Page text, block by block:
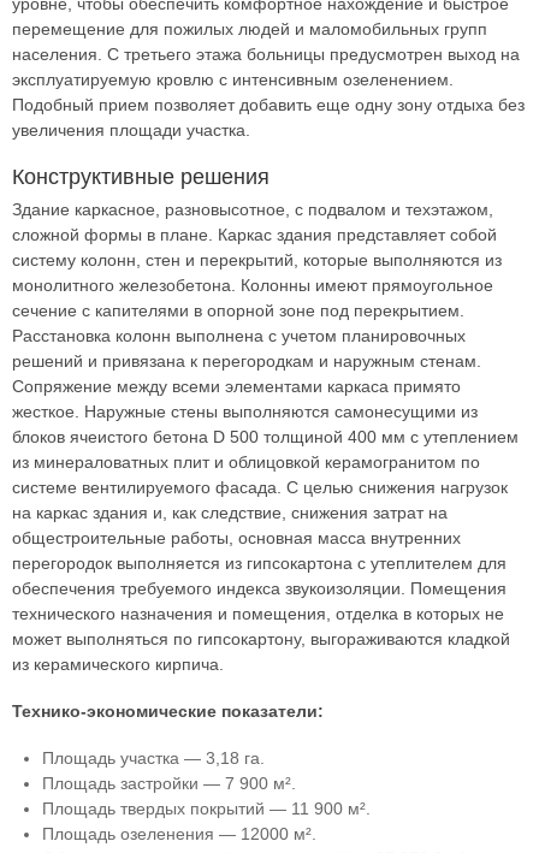
перемещение для пожилых людей и маломобильных групп
населения. С третьего этажа больницы предусмотрен выход на
эксплуатируемую кровлю с интенсивным озеленением.
Подобный прием позволяет добавить еще одну зону отдыха без
увеличения площади участка.
Конструктивные решения
Здание каркасное, разновысотное, с подвалом и техэтажом,
сложной формы в плане. Каркас здания представляет собой
систему колонн, стен и перекрытий, которые выполняются из
монолитного железобетона. Колонны имеют прямоугольное
сечение с капителями в опорной зоне под перекрытием.
Расстановка колонн выполнена с учетом планировочных
решений и привязана к перегородкам и наружным стенам.
Сопряжение между всеми элементами каркаса примято
жесткое. Наружные стены выполняются самонесущими из
блоков ячеистого бетона D 500 толщиной 400 мм с утеплением
из минераловатных плит и облицовкой керамогранитом по
системе вентилируемого фасада. С целью снижения нагрузок
на каркас здания и, как следствие, снижения затрат на
общестроительные работы, основная масса внутренних
перегородок выполняется из гипсокартона с утеплителем для
обеспечения требуемого индекса звукоизоляции. Помещения
технического назначения и помещения, отделка в которых не
может выполняться по гипсокартону, выгораживаются кладкой
из керамического кирпича.
Технико-экономические показатели:
Площадь участка — 3,18 га.
Площадь застройки — 7 900 м².
Площадь твердых покрытий — 11 900 м².
Площадь озеленения — 12000 м².